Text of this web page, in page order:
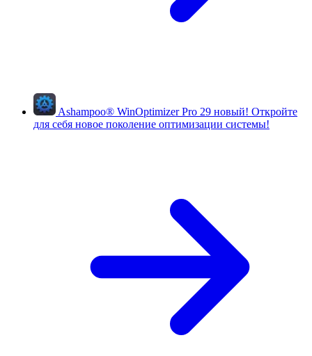
Ashampoo® WinOptimizer Pro 29 новый! Откройте
для себя новое поколение оптимизации системы!